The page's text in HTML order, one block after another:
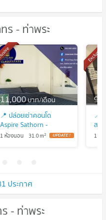
ร - ท่าพระ
ประกาศ
ร - ท่าพระ
11,000บาท/เดือน
📍 ปล่อยเช่าคอนโด
Aspire Sathorn -
Thapra 🚈 ใกล้ BTS
1 ห้องนอน 31.0m2
Exclusive
📍
สา
1 ห้
- ท่าพระ
- ท่าพระ